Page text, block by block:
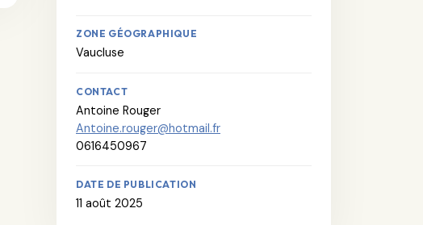
ZONE GÉOGRAPHIQUE
Vaucluse
CONTACT
Antoine Rouger
Antoine.rouger@hotmail.fr
0616450967
DATE DE PUBLICATION
11 août 2025